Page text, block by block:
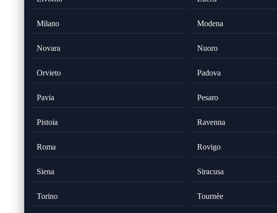
Milano Modena
Novara Nuoro
Orvieto Padova
Pavia Pesaro
Pistoia Ravenna
Roma Rovigo
Siena Siracusa
Torino Tournèe